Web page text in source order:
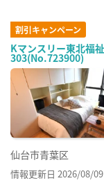
割引キャンペーン
Kマンスリー東北福
303(No.723900)
仙台市青葉区
情報更新日 2026/08/